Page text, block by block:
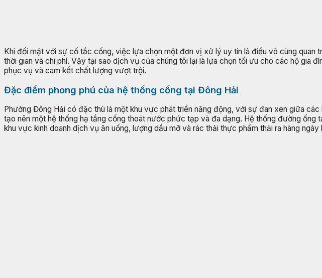
Khi đối mặt với sự cố tắc cống, việc lựa chọn một đơn vị xử lý uy tín là điều vô cùng
thời gian và chi phí. Vậy tại sao dịch vụ của chúng tôi lại là lựa chọn tối ưu cho các hộ gia
phục vụ và cam kết chất lượng vượt trội.
Đặc điểm phong phú của hệ thống cống tại Đông Hải
Phường Đông Hải có đặc thù là một khu vực phát triển năng động, với sự đan xen giữa
tạo nên một hệ thống hạ tầng cống thoát nước phức tạp và đa dạng. Hệ thống đường
khu vực kinh doanh dịch vụ ăn uống, lượng dầu mỡ và rác thải thực phẩm thải ra hàng